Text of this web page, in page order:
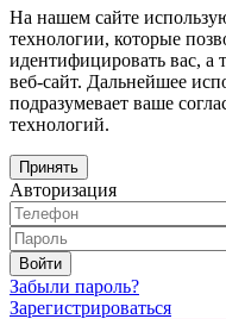
На нашем сайте
технологии, которые
идентифицировать вас, а
веб-сайт. Дальнейшее
подразумевает ваше
технологий.
Принять
Авторизация
Войти
Забыли пароль?
Зарегистрироваться